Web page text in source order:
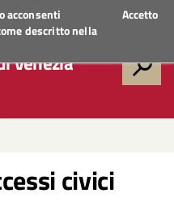
acconsenti
descritto nella
Accetto
Venezia
civici